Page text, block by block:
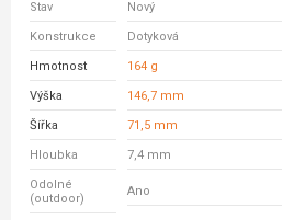
Stav
Nový
Konstrukce Dotyková
Hmotnost 164 g
Výška 146,7 mm
Šířka 71,5 mm
Hloubka 7,4 mm
Odolné
(outdoor)
Ano